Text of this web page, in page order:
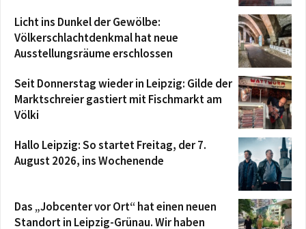
Licht ins Dunkel der Gewölbe:
Völkerschlachtdenkmal hat neue
Ausstellungsräume erschlossen
Seit Donnerstag wieder in Leipzig: Gilde der
Marktschreier gastiert mit Fischmarkt am
Völki
Hallo Leipzig: So startet Freitag, der 7.
August 2026, ins Wochenende
Das „Jobcenter vor Ort“ hat einen neuen
Standort in Leipzig-Grünau. Wir haben